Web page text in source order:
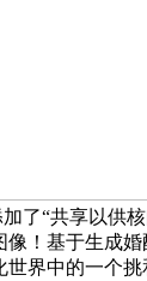
加了“共享以供
像！基于生成
世界中的一个